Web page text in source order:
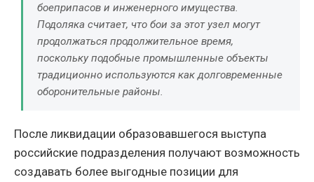
боеприпасов и инженерного имущества.
Подоляка считает, что бои за этот узел могут
продолжаться продолжительное время,
поскольку подобные промышленные объекты
традиционно используются как долговременные
оборонительные районы.
После ликвидации образовавшегося выступа
российские подразделения получают возможность
создавать более выгодные позиции для